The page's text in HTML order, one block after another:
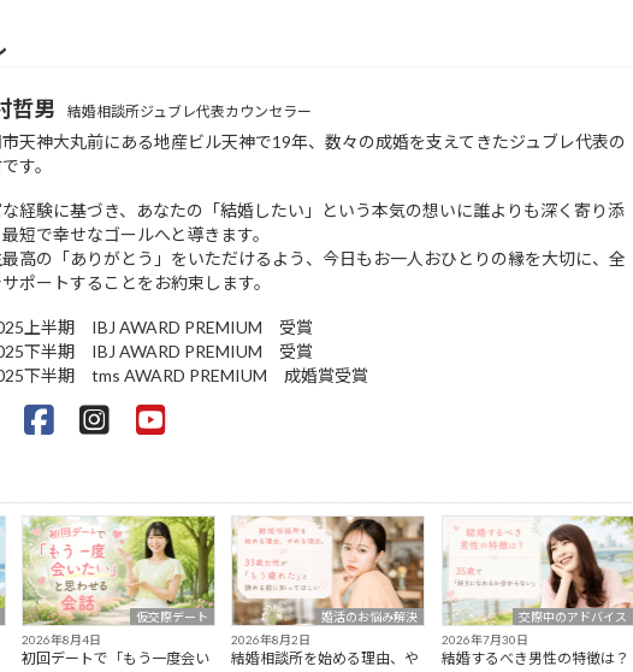
哲男 結婚相談所ジュブレ代表カウンセラー
天神大丸前にある地産ビル天神で19年、数々の成婚を支えてきたジュブレ代表の
す。
経験に基づき、あなたの「結婚したい」という本気の想いに誰よりも深く寄り添
短で幸せなゴールへと導きます。
高の「ありがとう」をいただけるよう、今日もお一人おひとりの縁を大切に、全
ポートすることをお約束します。
上半期 IBJ AWARD PREMIUM 受賞
下半期 IBJ AWARD PREMIUM 受賞
下半期 tms AWARD PREMIUM 成婚賞受賞
仮交際デート
2026年8月4日
初回デートで「もう一度会い
婚活のお悩み解決
2026年8月2日
結婚相談所を始める理由、や
交際中のアドバイス
2026年7月30日
結婚するべき男性の特徴は？